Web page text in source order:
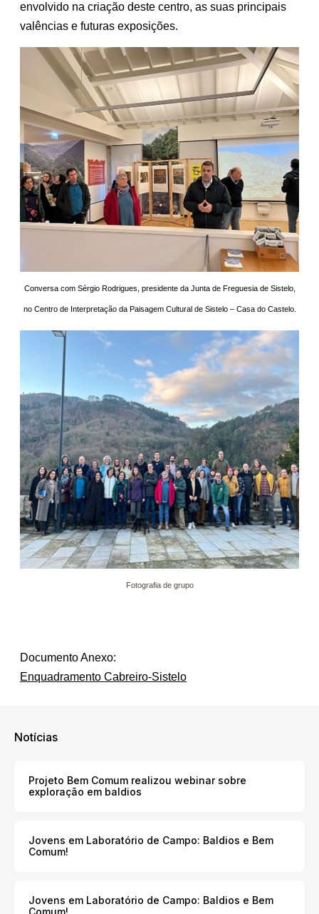
Notícias
Projeto Bem Comum realizou webinar sobre
exploração em baldios
Jovens em Laboratório de Campo: Baldios e Bem
Comum!
Jovens em Laboratório de Campo: Baldios e Bem
Comum!
envolvido na criação deste centro, as suas principais
valências e futuras exposições.
Conversa com Sérgio Rodrigues, presidente da Junta de Freguesia de Sistelo,
no Centro de Interpretação da Paisagem Cultural de Sistelo – Casa do Castelo.
Fotografia de grupo
Documento Anexo:
Enquadramento Cabreiro-Sistelo